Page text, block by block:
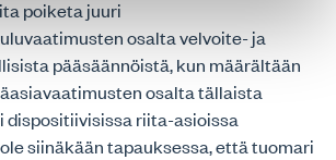
poiketa juuri
osalta velvoite- ja
pääsäännöistä, kun määrältään
osalta tällaista
dispositiivisissa riita-asioissa
siinäkään tapauksessa, että tuomari